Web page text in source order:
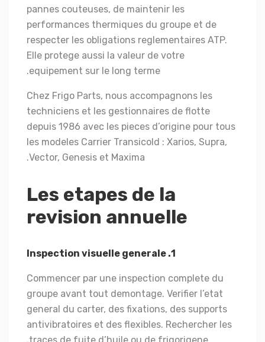
pannes couteuses, de maintenir les
performances thermiques du groupe et de
respecter les obligations reglementaires ATP.
Elle protege aussi la valeur de votre
equipement sur le long terme.
Chez Frigo Parts, nous accompagnons les
techniciens et les gestionnaires de flotte
depuis 1986 avec les pieces d’origine pour tous
les modeles Carrier Transicold : Xarios, Supra,
Vector, Genesis et Maxima.
Les etapes de la
revision annuelle
1. Inspection visuelle generale
Commencer par une inspection complete du
groupe avant tout demontage. Verifier l’etat
general du carter, des fixations, des supports
antivibratoires et des flexibles. Rechercher les